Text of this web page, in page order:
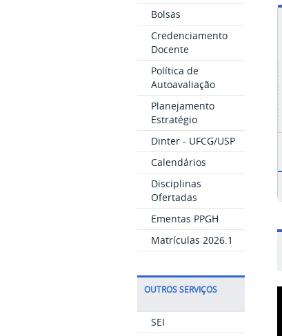
Bolsas
Credenciamento
Docente
Política de
Autoavaliação
Planejamento
Estratégio
Dinter - UFCG/USP
Calendários
Disciplinas
Ofertadas
Ementas PPGH
Matrículas 2026.1
OUTROS SERVIÇOS
SEI